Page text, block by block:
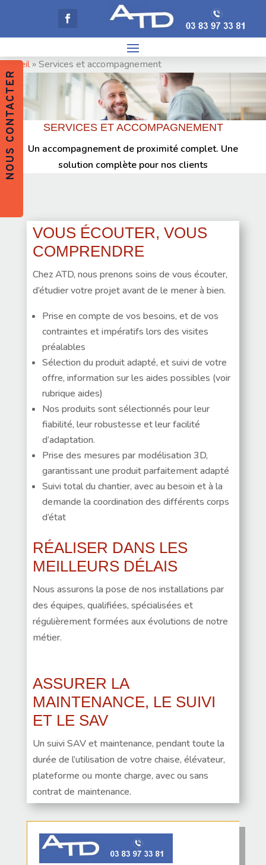
Accueil»Services et accompagnement
SERVICES ET ACCOMPAGNEMENT
Un accompagnement de proximité complet. Une
solution complète pour nos clients
VOUS ÉCOUTER, VOUS
COMPRENDRE
Chez ATD, nous prenons soins de vous écouter,
d’étudier votre projet avant de le mener à bien.
Prise en compte de vos besoins, et de vos
contraintes et impératifs lors des visites
préalables
Sélection du produit adapté, et suivi de votre
offre, information sur les aides possibles (voir
rubrique aides)
Nos produits sont sélectionnés pour leur
fiabilité, leur robustesse et leur facilité
d’adaptation.
Prise des mesures par modélisation 3D,
garantissant une produit parfaitement adapté
Suivi total du chantier, avec au besoin et à la
demande la coordination des différents corps
d’état
RÉALISER DANS LES
MEILLEURS DÉLAIS
Nous assurons la pose de nos installations par
des équipes, qualifiées, spécialisées et
régulièrement formées aux évolutions de notre
métier.
ASSURER LA
MAINTENANCE, LE SUIVI
ET LE SAV
Un suivi SAV et maintenance, pendant toute la
durée de l’utilisation de votre chaise, élévateur,
plateforme ou monte charge, avec ou sans
contrat de maintenance.
NOUS CONTACTER